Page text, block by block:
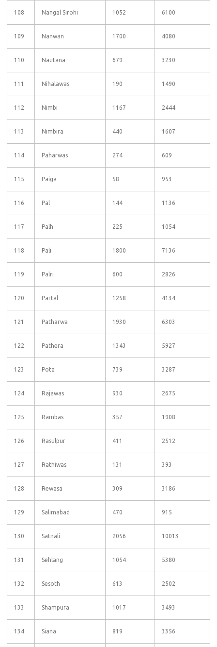
108 Nangal Sirohi 1052 6100
109 Nanwan 1700 4080
110 Nautana 679 3230
111 Nihalawas 190 1490
112 Nimbi 1167 2444
113 Nimbira 440 1607
114 Paharwas 274 609
115 Paiga 58 953
116 Pal 144 1136
117 Palh 225 1054
118 Pali 1800 7136
119 Palri 600 2826
120 Partal 1258 4134
121 Patharwa 1930 6303
122 Pathera 1343 5927
123 Pota 739 3287
124 Rajawas 930 2675
125 Rambas 357 1908
126 Rasulpur 411 2512
127 Rathiwas 131 393
128 Rewasa 309 3186
129 Salimabad 470 915
130 Satnali 2056 10013
131 Sehlang 1054 5380
132 Sesoth 613 2502
133 Shampura 1017 3493
134 Siana 819 3356